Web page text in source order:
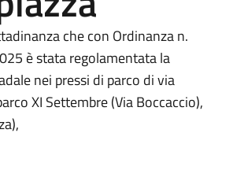
che con Ordinanza n.
è stata regolamentata la
nei pressi di parco di via
XI Settembre (Via Boccaccio),